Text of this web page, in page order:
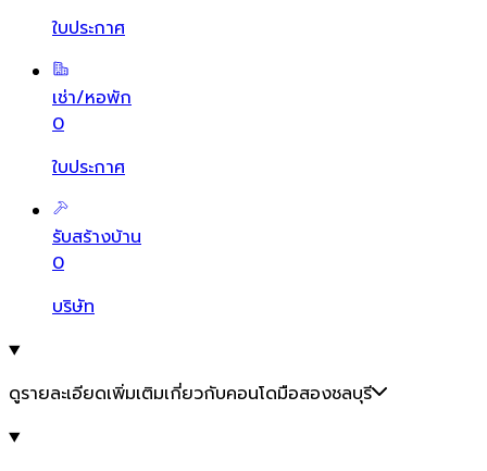
ใบประกาศ
เช่า/หอพัก
0
ใบประกาศ
รับสร้างบ้าน
0
บริษัท
ดูรายละเอียดเพิ่มเติมเกี่ยวกับคอนโดมือสองชลบุรี